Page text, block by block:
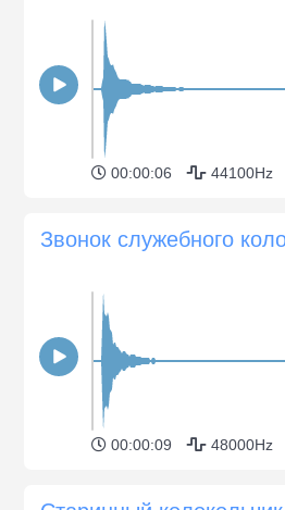
00:00:06 44100Hz
Звонок служебного
00:00:09 48000Hz